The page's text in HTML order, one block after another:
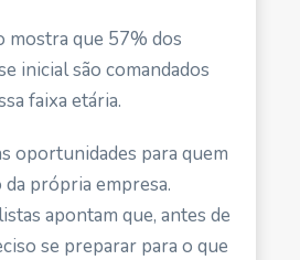
mostra que 57% dos
inicial são comandados
faixa etária.
oportunidades para quem
própria empresa.
apontam que, antes de
se preparar para o que